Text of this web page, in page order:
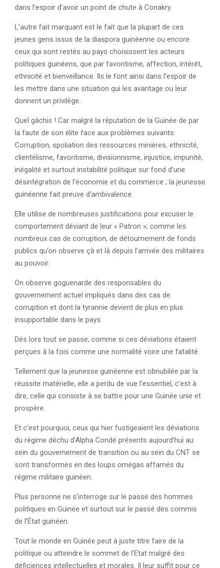
dans l’espoir d’avoir un point de chute à Conakry.
L’autre fait marquant est le fait que la plupart de ces
jeunes gens issus de la diaspora guinéenne ou encore
ceux qui sont restés au pays choisissent les acteurs
politiques guinéens, que par favoritisme, affection, intérêt,
ethnicité et bienveillance. Ils le font ainsi dans l’espoir de
les mettre dans une situation qui les avantage ou leur
donnent un privilège.
Quel gâchis ! Car malgré la réputation de la Guinée de par
la faute de son élite face aux problèmes suivants:
Corruption, spoliation des ressources minières, ethnicité,
clientélisme, favoritisme, divisionnisme, injustice, impunité,
inégalité et surtout instabilité politique sur fond d’une
désintégration de l’économie et du commerce ; la jeunesse
guinéenne fait preuve d’ambivalence.
Elle utilise de nombreuses justifications pour excuser le
comportement déviant de leur « Patron »; comme les
nombreux cas de corruption, de détournement de fonds
publics qu’on observe çà et là depuis l’arrivée des militaires
au pouvoir.
On observe goguenarde des responsables du
gouvernement actuel impliqués dans des cas de
corruption et dont la tyrannie devient de plus en plus
insupportable dans le pays.
Dès lors tout se passe, comme si ces déviations étaient
perçues à la fois comme une normalité voire une fatalité.
Tellement que la jeunesse guinéenne est obnubilée par la
réussite matérielle, elle a perdu de vue l’essentiel, c’est à
dire, celle qui consiste à se battre pour une Guinée unie et
prospère.
Et c’est pourquoi, ceux qui hier fustigeaient les déviations
du régime déchu d’Alpha Condé présents aujourd’hui au
sein du gouvernement de transition ou au sein du CNT se
sont transformés en des loups omégas affamés du
régime militaire guinéen.
Plus personne ne s’interroge sur le passé des hommes
politiques en Guinée et surtout sur le passé des commis
de l’État guinéen.
Tout le monde en Guinée peut à juste titre faire de la
politique ou atteindre le sommet de l’Etat malgré des
déficiences intellectuelles et morales. Il leur suffit pour ce